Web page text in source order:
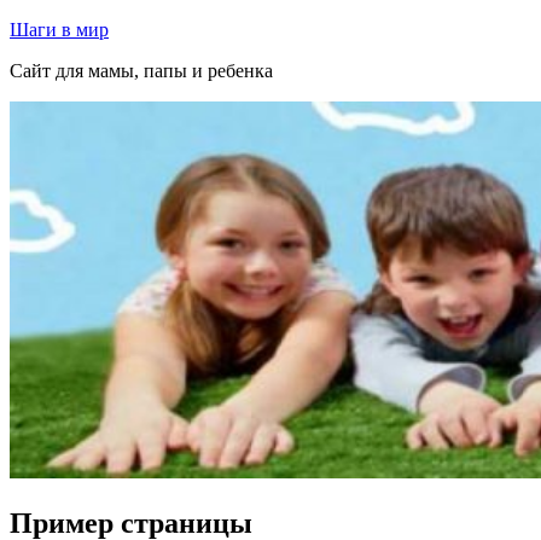
Перейти
содержимому
Шаги в мир
Сайт для мамы, папы и ребенка
Пример страницы